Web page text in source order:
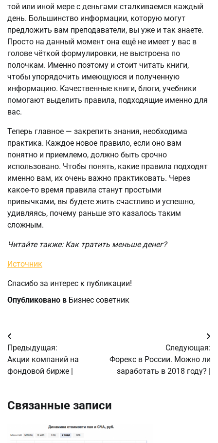
той или иной мере с деньгами сталкиваемся каждый
день. Большинство информации, которую могут
предложить вам преподаватели, вы уже и так знаете.
Просто на данный момент она ещё не имеет у вас в
голове чёткой формулировки, не выстроена по
полочкам. Именно поэтому и стоит читать книги,
чтобы упорядочить имеющуюся и полученную
информацию. Качественные книги, блоги, учебники
помогают выделить правила, подходящие именно для
вас.
Теперь главное — закрепить знания, необходима
практика. Каждое новое правило, если оно вам
понятно и приемлемо, должно быть срочно
использовано. Чтобы понять, какие правила подходят
именно вам, их очень важно практиковать. Через
какое-то время правила станут простыми
привычками, вы будете жить счастливо и успешно,
удивляясь, почему раньше это казалось таким
сложным.
Читайте также: Как тратить меньше денег?
Источник
Спасибо за интерес к публикации!
Опубликовано в Бизнес советник
Навигация
по
записям
Предыдущая:
Акции компаний на
фондовой бирже |
Следующая:
Форекс в России. Можно ли
заработать в 2018 году? |
Связанные записи